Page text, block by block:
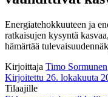
Energiatehokkuuteen ja
ratkaisujen kysyntä
hämärtää
Kirjoittaja Timo Sormunen
Kirjoitettu 26. lokakuuta
Tilaajille